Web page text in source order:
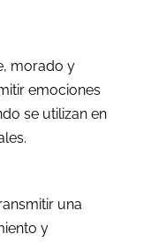
morado y
emociones
se utilizan en
una
y